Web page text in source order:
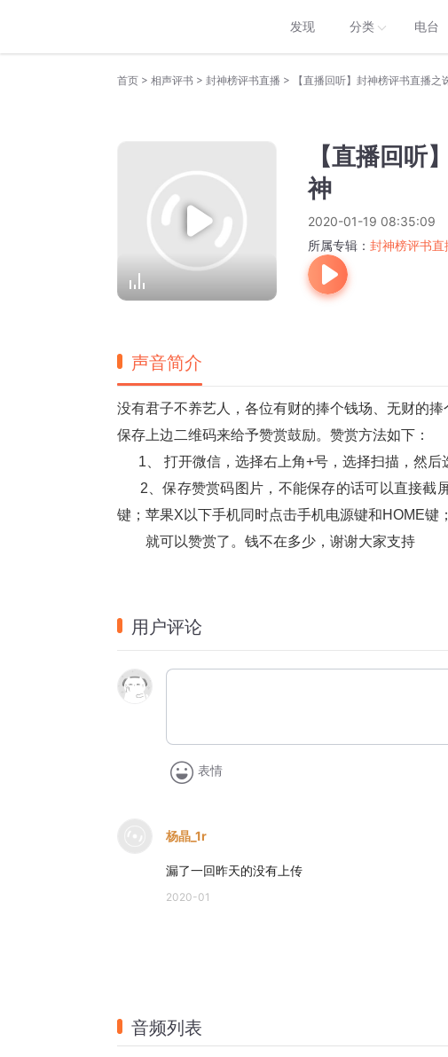
发现 分类 电台
首页 > 相声评书 > 封神榜评书直播 > 【直播回听】封神榜评书直播之
【直播回听
神
2020-01-19 08:35:09
所属专辑： 封神榜评书直
声音简介
没有君子不养艺人，各位有财的捧个钱场、无财的
保存上边二维码来给予赞赏鼓励。赞赏方法如下：
1、 打开微信，选择右上角+号，选择扫描，然后
2、保存赞赏码图片，不能保存的话可以直接截
键；苹果X以下手机同时点击手机电源键和HOME键
就可以赞赏了。钱不在多少，谢谢大家支持
用户评论
表情
杨晶_1r
漏了一回昨天的没有上传
2020-01
音频列表